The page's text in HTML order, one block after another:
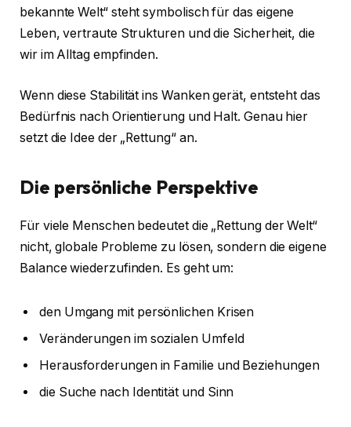
bekannte Welt“ steht symbolisch für das eigene
Leben, vertraute Strukturen und die Sicherheit, die
wir im Alltag empfinden.
Wenn diese Stabilität ins Wanken gerät, entsteht das
Bedürfnis nach Orientierung und Halt. Genau hier
setzt die Idee der „Rettung“ an.
Die persönliche Perspektive
Für viele Menschen bedeutet die „Rettung der Welt“
nicht, globale Probleme zu lösen, sondern die eigene
Balance wiederzufinden. Es geht um:
den Umgang mit persönlichen Krisen
Veränderungen im sozialen Umfeld
Herausforderungen in Familie und Beziehungen
die Suche nach Identität und Sinn